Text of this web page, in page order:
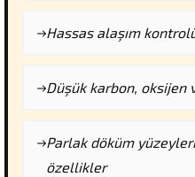
Hassas alaşım
Düşük karbon, oksijen
Parlak döküm
özellikler